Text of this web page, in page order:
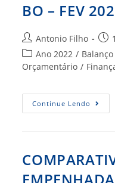
BO – FEV
Autor
do
post:
Antonio Filho
Post
Categoria
do
Ano 2022 / Balanço
Orçamentário /
Continue Lendo BO
–